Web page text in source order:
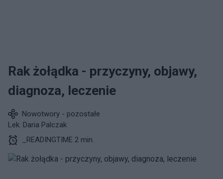
Rak żołądka - przyczyny, objawy,
diagnoza, leczenie
Nowotwory - pozostałe
Lek. Daria Palczak
_READINGTIME 2 min.